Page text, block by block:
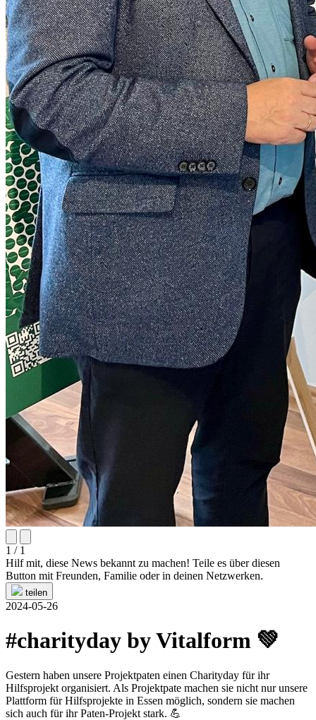
1 / 1
Hilf mit, diese News bekannt zu machen! Teile es über diesen
Button mit Freunden, Familie oder in deinen Netzwerken.
teilen
2024-05-26
#charityday by Vitalform 💚
Gestern haben unsere Projektpaten einen Charityday für ihr
Hilfsprojekt organisiert. Als Projektpate machen sie nicht nur unsere
Plattform für Hilfsprojekte in Essen möglich, sondern sie machen
sich auch für ihr Paten-Projekt stark. 💪